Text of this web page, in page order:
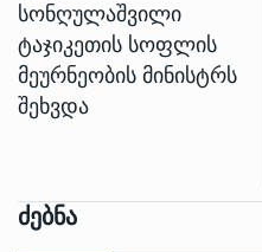
სონღულაშვილი
ტაჯიკეთის სოფლის
მეურნეობის მინისტრს
შეხვდა
Ძებნა